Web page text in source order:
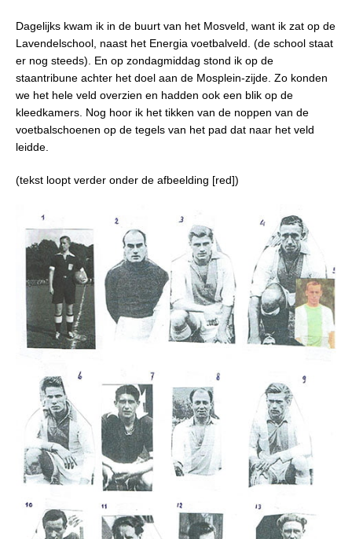
Dagelijks kwam ik in de buurt van het Mosveld, want ik zat op de
Lavendelschool, naast het Energia voetbalveld. (de school staat
er nog steeds). En op zondagmiddag stond ik op de
staantribune achter het doel aan de Mosplein-zijde. Zo konden
we het hele veld overzien en hadden ook een blik op de
kleedkamers. Nog hoor ik het tikken van de noppen van de
voetbalschoenen op de tegels van het pad dat naar het veld
leidde.
(tekst loopt verder onder de afbeelding [red])